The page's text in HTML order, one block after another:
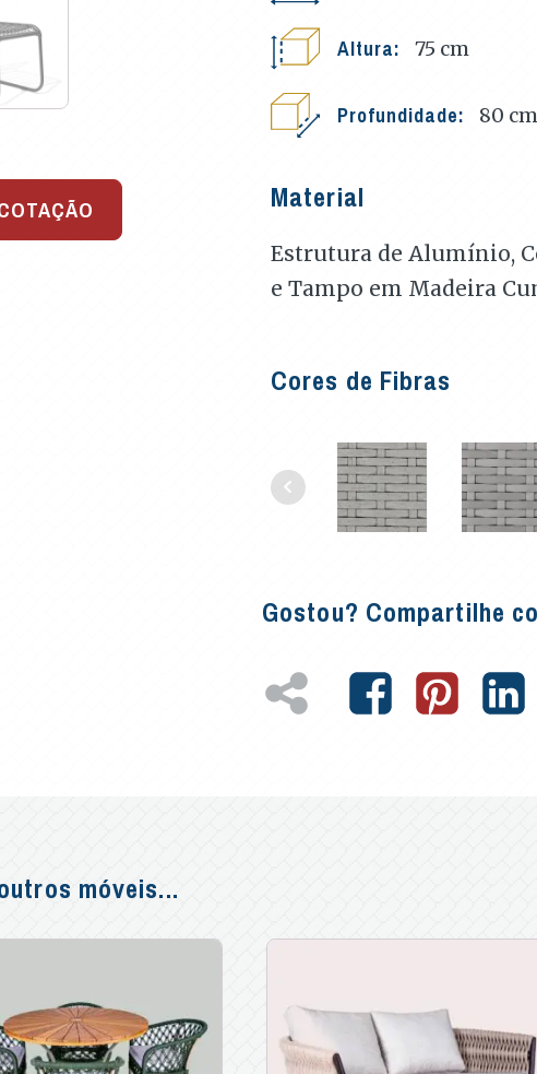
Altura: 75 cm
Profundidade: 80 cm
Material
Estrutura de Alumínio,
e Tampo em Madeira
Cores de Fibras
Gostou? Compartilhe
móveis...